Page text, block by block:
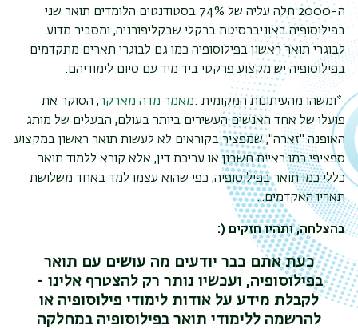
ה-2000 חלה עליה של 74% בסטודנטים הלומדים תואר שני
בפילוסופיה באוניברסיטת ברקלי שבקליפורניה, ומסביר מדוע
לבוגרי תואר ראשון בפילוסופיה כמו גם לבוגרי תארים מתקדמים
בפילוסופיה יש מקצוע פרקטי ביד מיד עם סיום לימודיהם.
*ומשהו מהעיתונות המקומית :מאמר מדה מארקר, הסוקר את
פועלו של אחד האנשים העשירים ביותר בעולם, הבעלים של מותג
האופנה "זארה", שמפציר בקוראים לא לעשות תואר ראשון במקצוע
ספציפי כמו ראיית חשבון או עריכת דין, אלא קורא ללמוד תואר
כללי כמו תואר בפילוסופיה, כפי שהוא עצמו למד באחד משלושת
תאריו האקדמים...
בהצלחה, ותהיו חזקים :)
כעת אתם כבר יודעים מה עושים עם תואר
בפילוסופיה, ועכשיו נותר רק להצטרף אלינו -
לקבלת מידע על אודות לימודי פילוסופיה או
להרשמה ללימודי תואר בפילוסופיה במחלקה